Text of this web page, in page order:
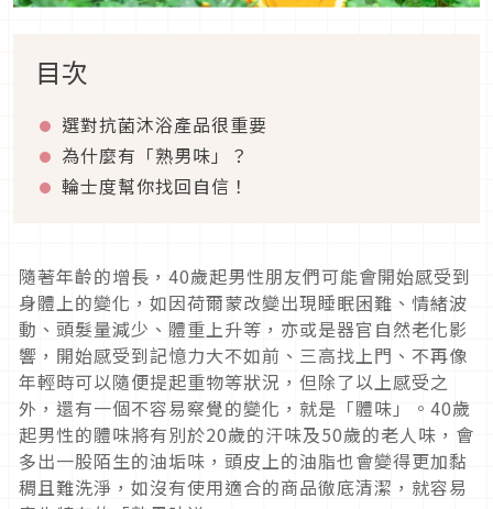
目次
選對抗菌沐浴產品很重要
為什麼有「熟男味」？
輪士度幫你找回自信！
隨著年齡的增長， 40歲起男性朋友們可能會開始感受到
身體上的變化，如因荷爾蒙改變出現睡眠困難、情緒波
動、頭髮量減少、體重上升等，亦或是器官自然老化影
響，開始感受到記憶力大不如前、 三高找上門、不再像
年輕時可以隨便提起重物等狀況， 但除了以上感受之
外，還有一個不容易察覺的變化，就是「體味」。 40歲
起男性的體味將有別於20歲的汗味及50歲的老人味， 會
多出一股陌生的油垢味，頭皮上的油脂也會變得更加黏
稠且難洗淨 ，如沒有使用適合的商品徹底清潔，就容易